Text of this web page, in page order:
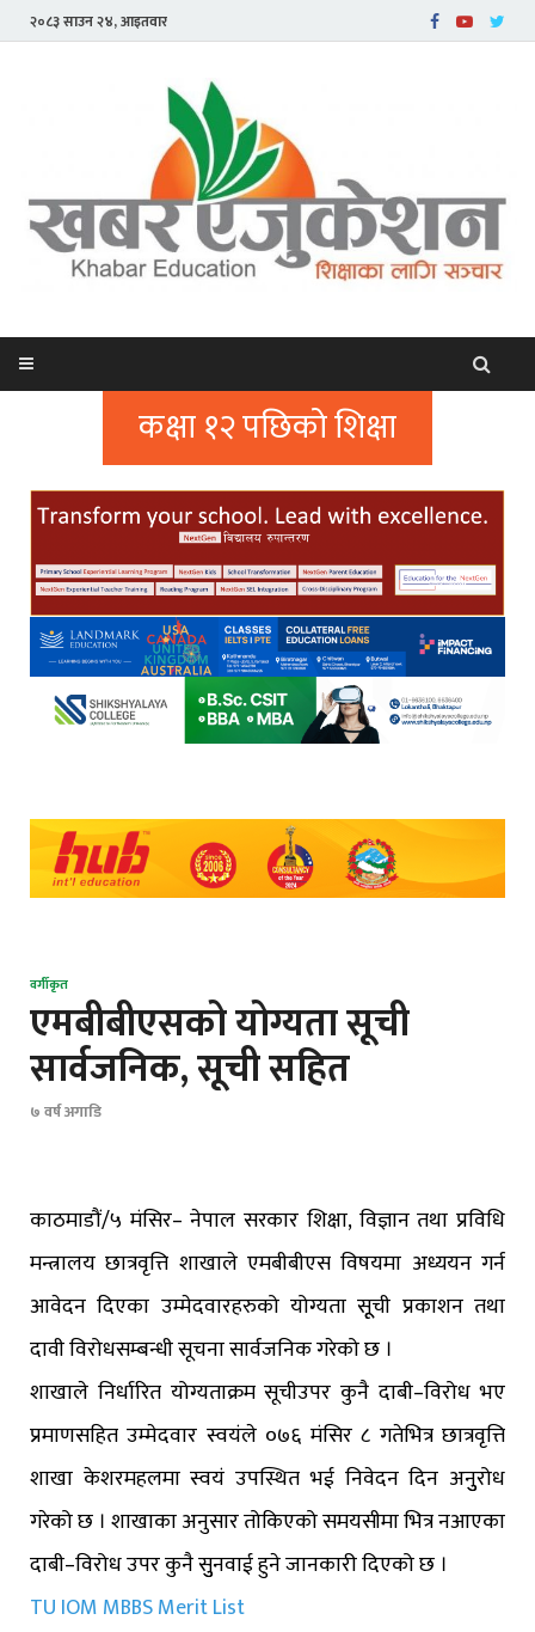
२०८३ साउन २४, आइतवार
कक्षा १२ पछिको शिक्षा
वर्गीकृत
एमबीबीएसको योग्यता सूची
सार्वजनिक, सूची सहित
७ वर्ष अगाडि
काठमाडौं/५ मंसिर– नेपाल सरकार शिक्षा, विज्ञान तथा प्रविधि
मन्त्रालय छात्रवृत्ति शाखाले एमबीबीएस विषयमा अध्ययन गर्न
आवेदन दिएका उम्मेदवारहरुको योग्यता सूूची प्रकाशन तथा
दावी विरोधसम्बन्धी सूचना सार्वजनिक गरेको छ ।
शाखाले निर्धारित योग्यताक्रम सूचीउपर कुनै दाबी–विरोध भए
प्रमाणसहित उम्मेदवार स्वयंले ०७६ मंसिर ८ गतेभित्र छात्रवृत्ति
शाखा केशरमहलमा स्वयं उपस्थित भई निवेदन दिन अनुुरोध
गरेको छ । शाखाका अनुसार तोकिएको समयसीमा भित्र नआएका
दाबी–विरोध उपर कुनै सुुनवाई हुने जानकारी दिएको छ ।
TU IOM MBBS Merit List